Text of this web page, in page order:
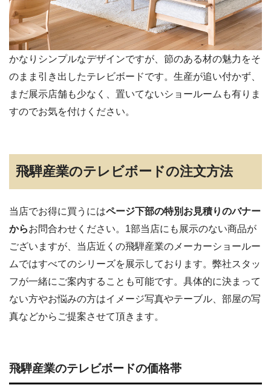
かなりシンプルなデザインですが、節のある材の魅力をそ
のまま引き出したテレビボードです。生産が追い付かず、
まだ展示店舗も少なく、置いてないショールームも有りま
すのでお気を付けください。
飛騨産業のテレビボードの注文方法
当店でお得に買うにはページ下部の特別お見積りのバナー
からお問合わせください。1部当店にも展示のない商品が
ございますが、当店近くの飛騨産業のメーカーショールー
ムではすべてのシリーズを展示しております。弊社スタッ
フが一緒にご案内することも可能です。具体的に決まって
ない方やお悩みの方はイメージ写真やテーブル、部屋の写
真などからご提案させて頂きます。
飛騨産業のテレビボードの価格帯